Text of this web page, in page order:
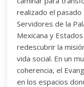
realizado el pasado
Servidores de la
Mexicana y
redescubrir la
vida social. En un
coherencia, el
en los espacios